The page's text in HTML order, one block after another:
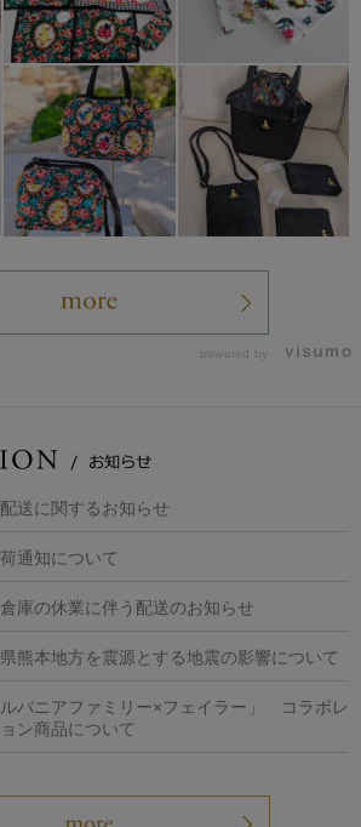
powered by
送に関するお知らせ
通知について
庫の休業に伴う配送のお知らせ
熊本地方を震源とする地震の影響について
ルバニアファミリー×フェイラー」 コラボレ
ン商品について